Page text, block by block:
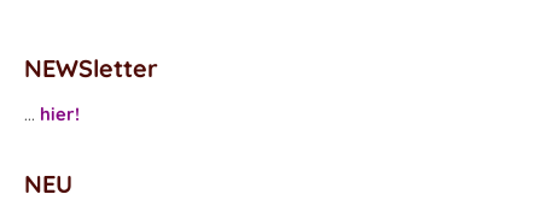
NEWSletter
... hier!
NEU